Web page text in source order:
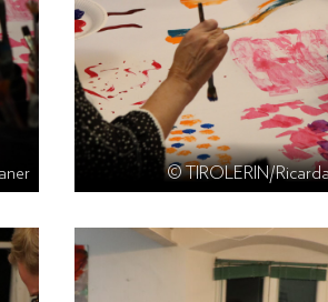
© TIROLERIN/